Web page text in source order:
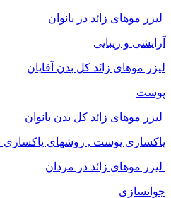
لیزر موهای زائد در بانوان
آرایشی و زیبایی
لیزر موهای زائد کل بدن آقایان
پوست
لیزر موهای زائد کل بدن بانوان
پاکسازی پوست , روشهای
لیزر موهای زائد در مردان
جوانسازی